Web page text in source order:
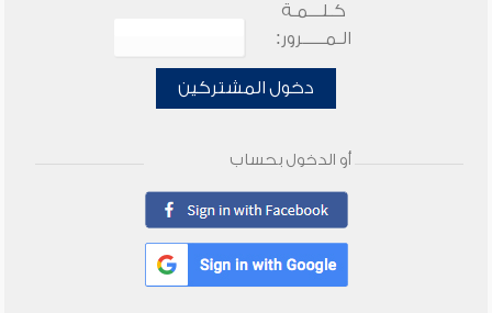
كـلـــمـة
الـمـــــرور:
دخول المشتركين
أو الدخول بحساب